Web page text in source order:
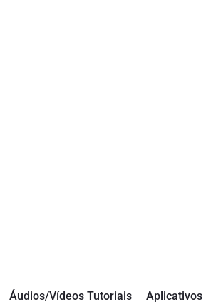
Áudios/Vídeos Tutoriais Aplicativos